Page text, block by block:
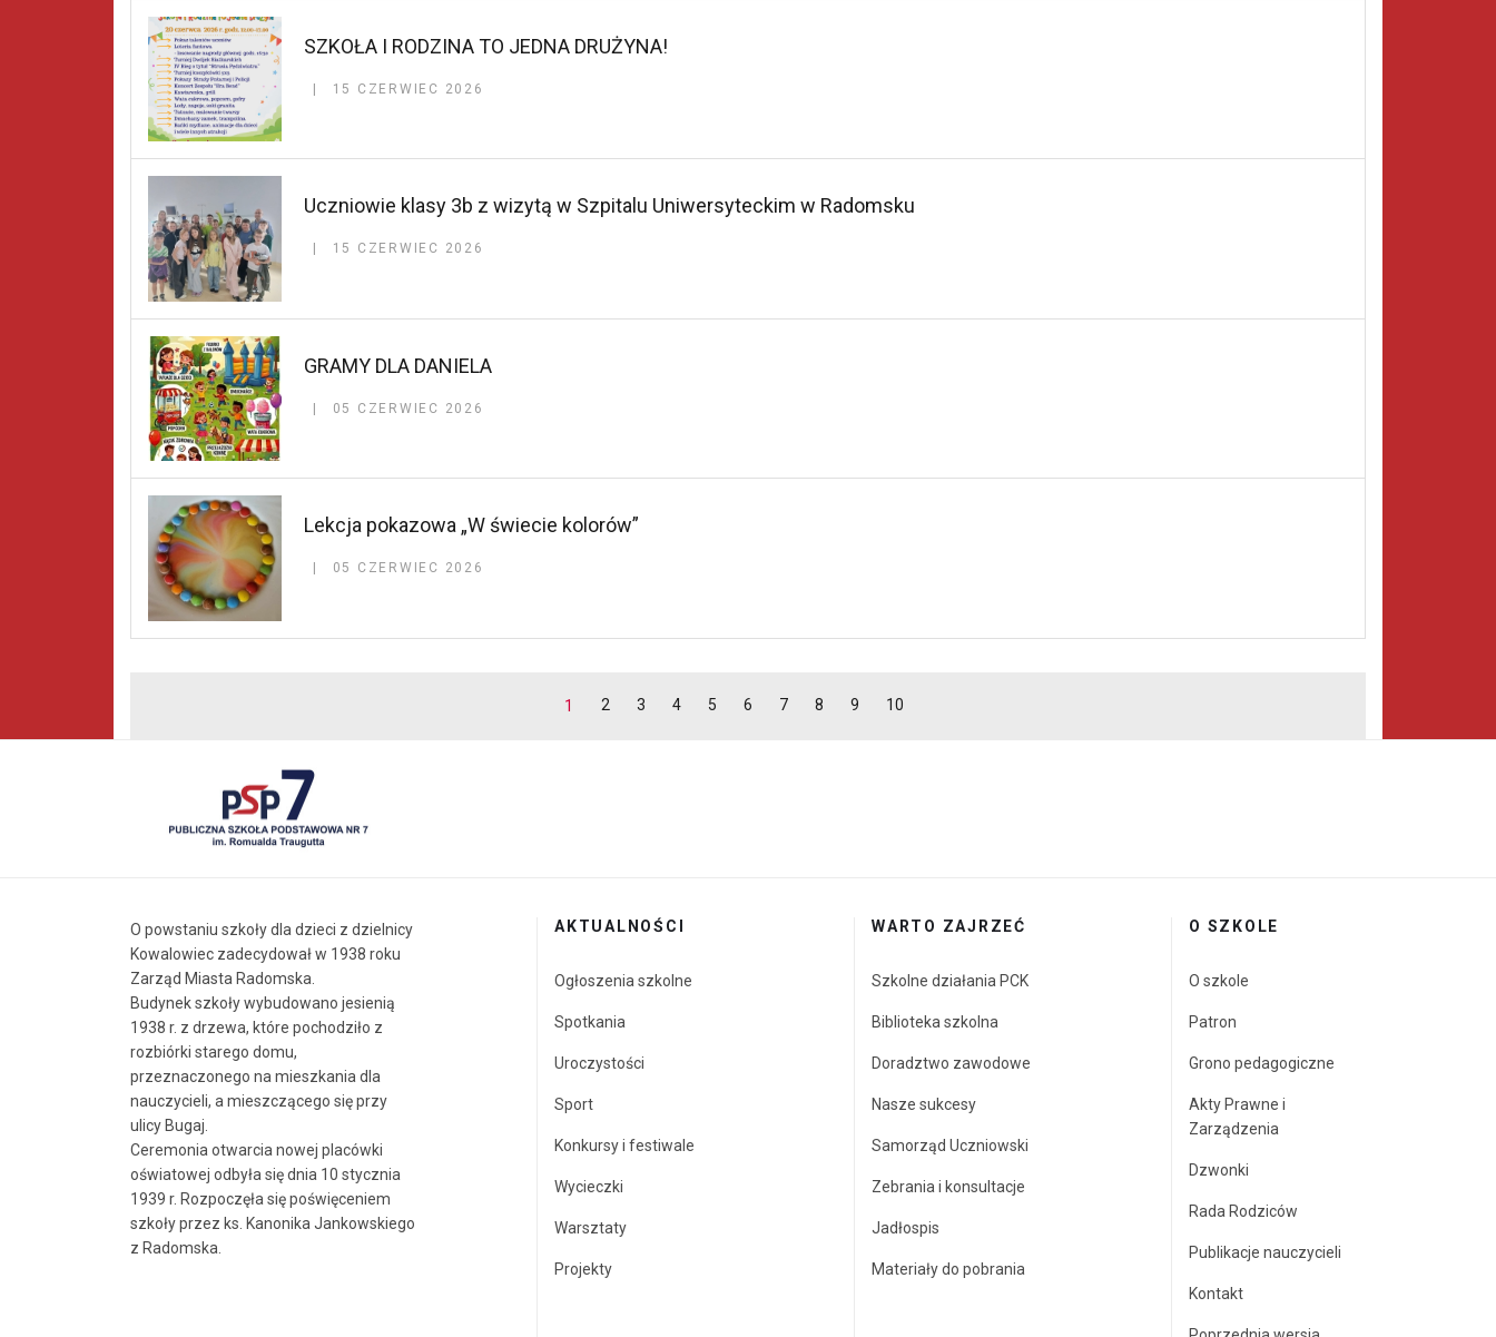
SZKOŁA I RODZINA TO JEDNA DRUŻYNA!
15 CZERWIEC 2026
Uczniowie klasy 3b z wizytą w Szpitalu Uniwersyteckim w Radomsku
15 CZERWIEC 2026
GRAMY DLA DANIELA
05 CZERWIEC 2026
Lekcja pokazowa „W świecie kolorów”
05 CZERWIEC 2026
1 2 3 4 5 6 7 8 9 10
O powstaniu szkoły dla dzieci z dzielnicy
Kowalowiec zadecydował w 1938 roku
Zarząd Miasta Radomska.
Budynek szkoły wybudowano jesienią
1938 r. z drzewa, które pochodziło z
rozbiórki starego domu,
przeznaczonego na mieszkania dla
nauczycieli, a mieszczącego się przy
ulicy Bugaj.
Ceremonia otwarcia nowej placówki
oświatowej odbyła się dnia 10 stycznia
1939 r. Rozpoczęła się poświęceniem
szkoły przez ks. Kanonika Jankowskiego
z Radomska.
AKTUALNOŚCI
Ogłoszenia szkolne
Spotkania
Uroczystości
Sport
Konkursy i festiwale
Wycieczki
Warsztaty
Projekty
WARTO ZAJRZEĆ
Szkolne działania PCK
Biblioteka szkolna
Doradztwo zawodowe
Nasze sukcesy
Samorząd Uczniowski
Zebrania i konsultacje
Jadłospis
Materiały do pobrania
O SZKOLE
O szkole
Patron
Grono pedagogiczne
Akty Prawne i
Zarządzenia
Dzwonki
Rada Rodziców
Publikacje nauczycieli
Kontakt